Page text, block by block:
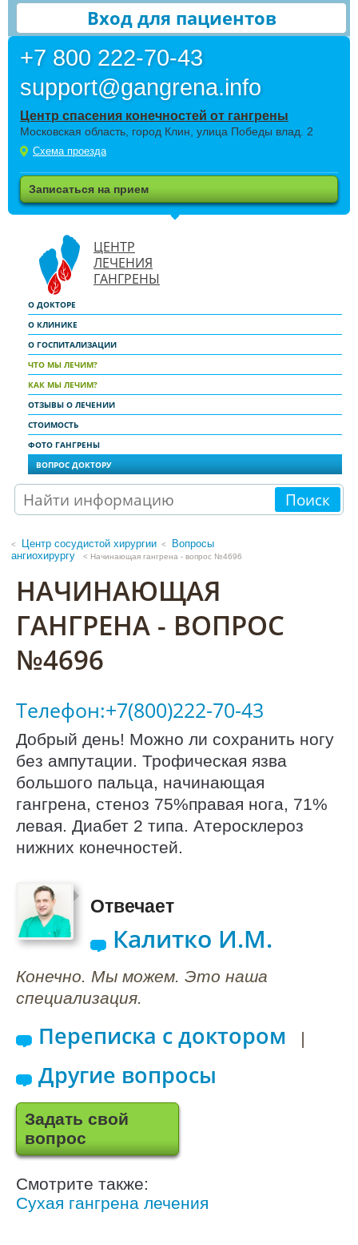
Вход для пациентов
+7 800 222-70-43
support@gangrena.info
Центр спасения конечностей от гангрены
Московская область, город Клин, улица Победы влад. 2
Схема проезда
Записаться на прием
ЦЕНТР
ЛЕЧЕНИЯ
ГАНГРЕНЫ
О ДОКТОРЕ
О КЛИНИКЕ
О ГОСПИТАЛИЗАЦИИ
ЧТО МЫ ЛЕЧИМ?
КАК МЫ ЛЕЧИМ?
ОТЗЫВЫ О ЛЕЧЕНИИ
СТОИМОСТЬ
ФОТО ГАНГРЕНЫ
ВОПРОС ДОКТОРУ
Поиск
Центр сосудистой хирургии <
Вопросы
ангиохирургу
< Начинающая гангрена - вопрос №4696
НАЧИНАЮЩАЯ
ГАНГРЕНА - ВОПРОС
№4696
Телефон:+7(800)222-70-43
Добрый день! Можно ли сохранить ногу
без ампутации. Трофическая язва
большого пальца, начинающая
гангрена, стеноз 75%правая нога, 71%
левая. Диабет 2 типа. Атеросклероз
нижних конечностей.
Отвечает
Калитко И.М.
Конечно. Мы можем. Это наша
специализация.
Переписка с доктором |
Другие вопросы
Задать свой
вопрос
Смотрите также:
Сухая гангрена лечения